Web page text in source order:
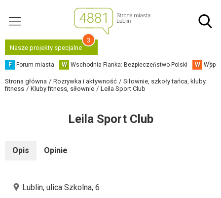
Nasze projekty specjalne
3
F Forum miasta W Wschodnia Flanka: Bezpieczeństwo Polski W
Strona główna Rozrywka i aktywność
Siłownie, szkoły tańca, kluby
fitness
Kluby fitness, siłownie Leila Sport Club
Leila Sport Club
Opis Opinie
Lublin, ulica Szkolna, 6